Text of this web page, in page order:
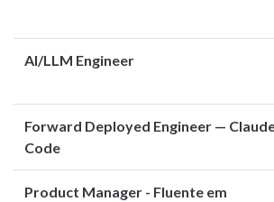
AI/LLM Engineer
Forward Deployed Engineer —
Code
Product Manager - Fluente em